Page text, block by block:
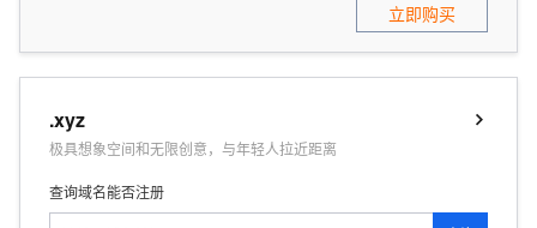
立即购买
.xyz
极具想象空间和无限创意，与年轻人拉近距离
查询域名能否注册